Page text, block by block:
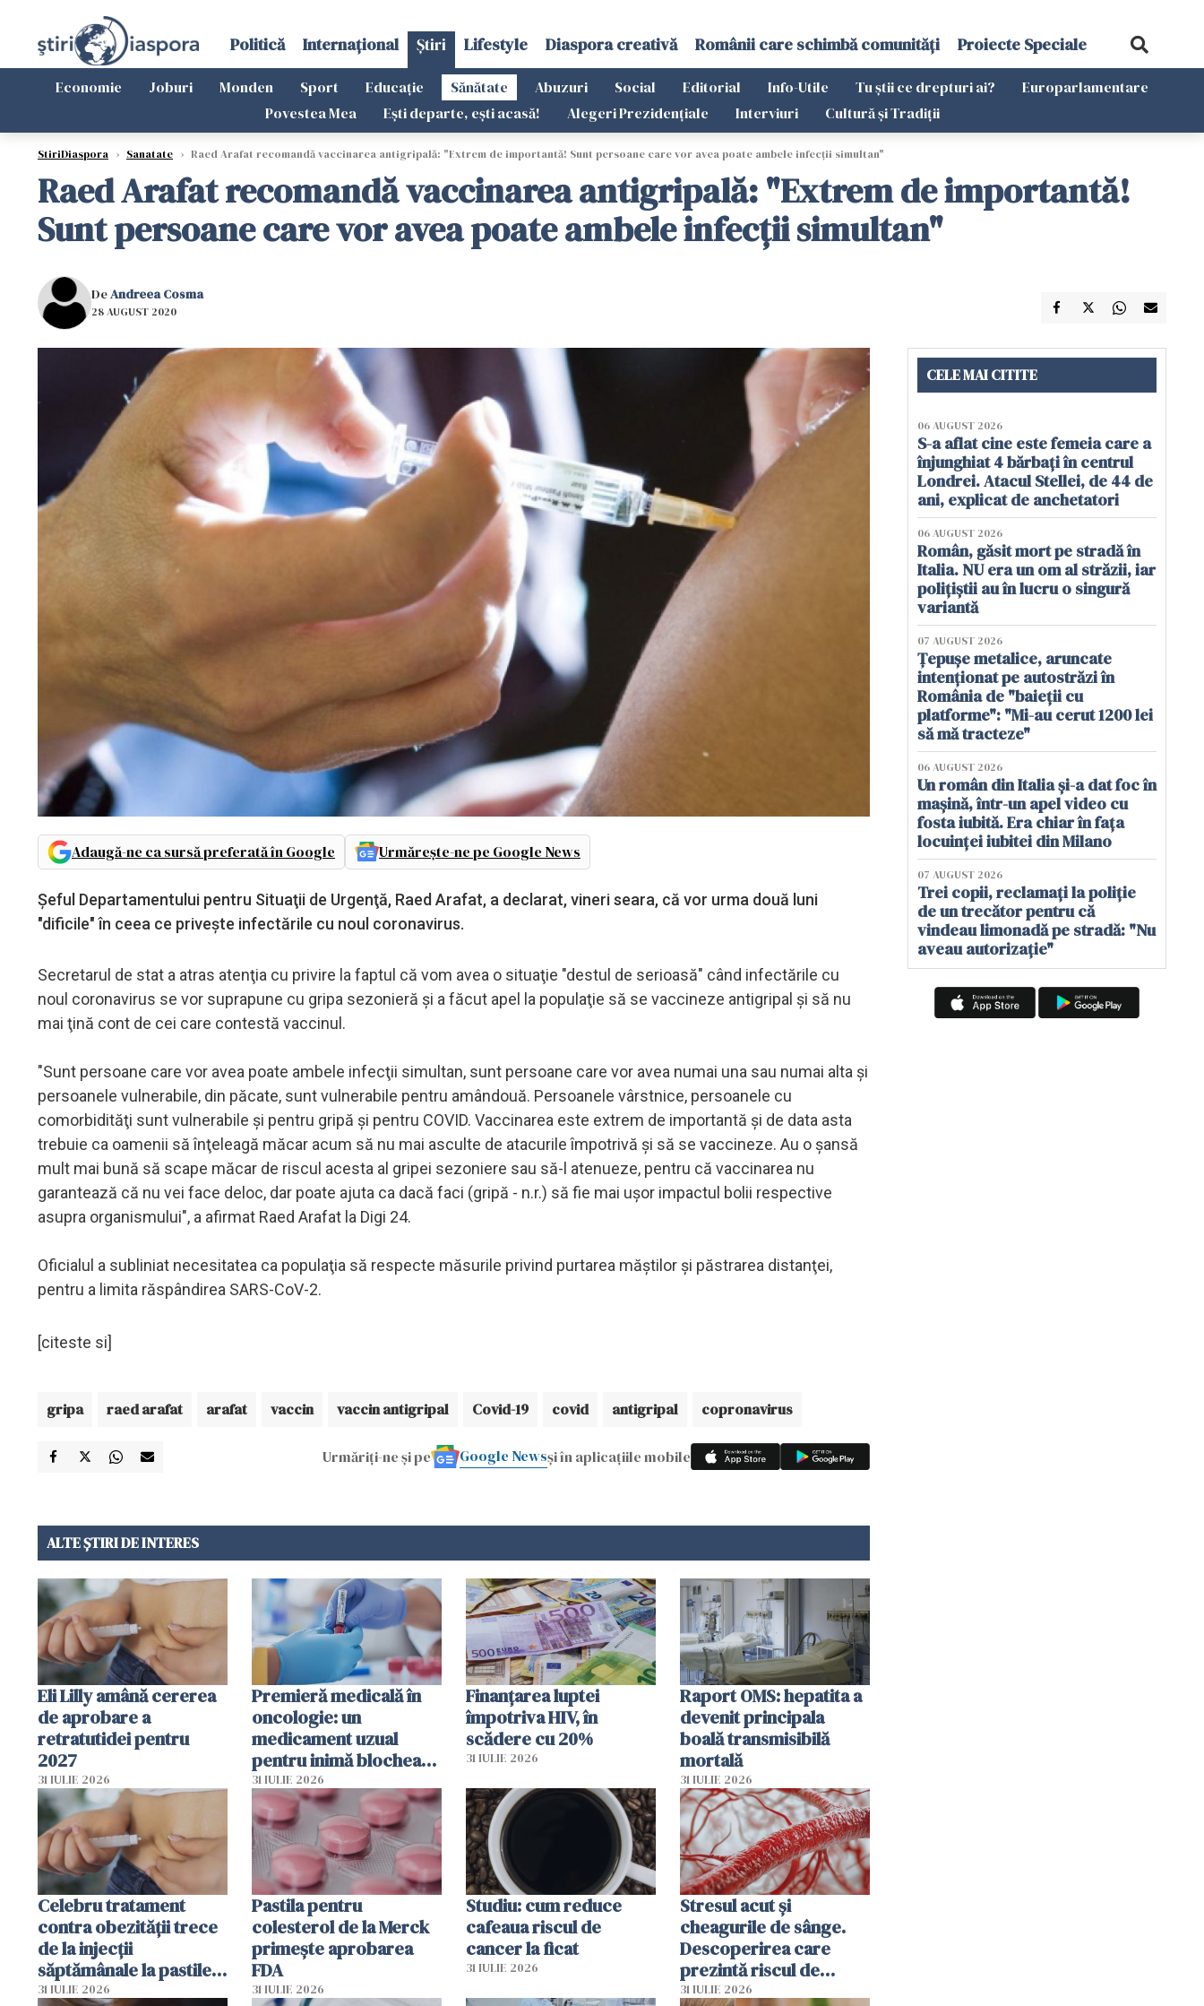
Politică Internațional Știri Lifestyle Diaspora creativă Românii care schimbă comunități Proiecte Speciale
Economie Joburi Monden Sport Educație Sănătate Abuzuri Social Editorial Info-Utile Tu știi ce drepturi ai?
Europarlamentare
Povestea Mea
Ești departe, ești acasă! Alegeri Prezidențiale Interviuri Cultură și Tradiții
StiriDiaspora › Sanatate › Raed Arafat recomandă vaccinarea antigripală: "Extrem de importantă! Sunt persoane care vor avea poate ambele infecţii simultan"
Raed Arafat recomandă vaccinarea antigripală: "Extrem de importantă!
Sunt persoane care vor avea poate ambele infecţii simultan"
DeAndreea Cosma
28 AUGUST 2020
Adaugă-ne ca sursă preferată în Google Urmărește-ne pe Google News
Şeful Departamentului pentru Situaţii de Urgenţă, Raed Arafat, a declarat, vineri seara, că vor urma două luni
"dificile" în ceea ce priveşte infectările cu noul coronavirus.
Secretarul de stat a atras atenţia cu privire la faptul că vom avea o situaţie "destul de serioasă" când infectările cu
noul coronavirus se vor suprapune cu gripa sezonieră şi a făcut apel la populaţie să se vaccineze antigripal şi să nu
mai ţină cont de cei care contestă vaccinul.
"Sunt persoane care vor avea poate ambele infecţii simultan, sunt persoane care vor avea numai una sau numai alta şi
persoanele vulnerabile, din păcate, sunt vulnerabile pentru amândouă. Persoanele vârstnice, persoanele cu
comorbidităţi sunt vulnerabile şi pentru gripă şi pentru COVID. Vaccinarea este extrem de importantă şi de data asta
trebuie ca oamenii să înţeleagă măcar acum să nu mai asculte de atacurile împotrivă şi să se vaccineze. Au o şansă
mult mai bună să scape măcar de riscul acesta al gripei sezoniere sau să-l atenueze, pentru că vaccinarea nu
garantează că nu vei face deloc, dar poate ajuta ca dacă faci (gripă - n.r.) să fie mai uşor impactul bolii respective
asupra organismului", a afirmat Raed Arafat la Digi 24.
Oficialul a subliniat necesitatea ca populaţia să respecte măsurile privind purtarea măştilor şi păstrarea distanţei,
pentru a limita răspândirea SARS-CoV-2.
[citeste si]
gripa raed arafat arafat vaccin vaccin antigripal Covid-19 covid antigripal copronavirus
Urmăriți-ne și pe Google Newsși în aplicațiile mobile
ALTE ȘTIRI DE INTERES
Eli Lilly amână cererea
de aprobare a
retratutidei pentru
2027
31 IULIE 2026
Premieră medicală în
oncologie: un
medicament uzual
pentru inimă blochează
dezvoltarea celulelor
canceroase.
31 IULIE 2026
Finanțarea luptei
împotriva HIV, în
scădere cu 20%
31 IULIE 2026
Raport OMS: hepatita a
devenit principala
boală transmisibilă
mortală
31 IULIE 2026
Celebru tratament
contra obezității trece
de la injecții
săptămânale la pastile
zilnice
31 IULIE 2026
Pastila pentru
colesterol de la Merck
primește aprobarea
FDA
31 IULIE 2026
Studiu: cum reduce
cafeaua riscul de
cancer la ficat
31 IULIE 2026
Stresul acut și
cheagurile de sânge.
Descoperirea care
prezintă riscul de
infarct
31 IULIE 2026
CELE MAI CITITE
06 AUGUST 2026
S-a aflat cine este femeia care a
înjunghiat 4 bărbați în centrul
Londrei. Atacul Stellei, de 44 de
ani, explicat de anchetatori
06 AUGUST 2026
Român, găsit mort pe stradă în
Italia. NU era un om al străzii, iar
polițiștii au în lucru o singură
variantă
07 AUGUST 2026
Țepușe metalice, aruncate
intenționat pe autostrăzi în
România de "baieții cu
platforme": "Mi-au cerut 1200 lei
să mă tracteze"
06 AUGUST 2026
Un român din Italia și-a dat foc în
mașină, într-un apel video cu
fosta iubită. Era chiar în fața
locuinței iubitei din Milano
07 AUGUST 2026
Trei copii, reclamați la poliție
de un trecător pentru că
vindeau limonadă pe stradă: "Nu
aveau autorizație"